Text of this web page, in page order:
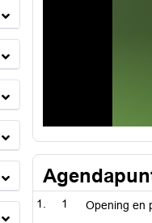
1 Opening en